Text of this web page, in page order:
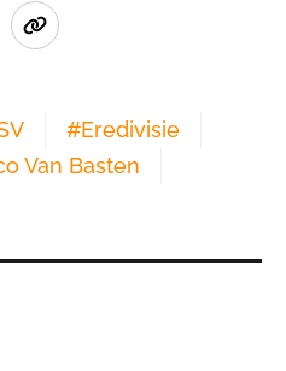
#Eredivisie
Van Basten